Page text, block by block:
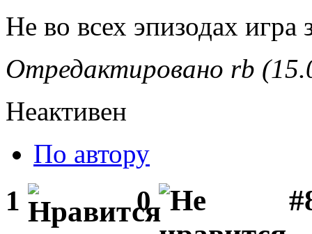
Не во всех эпизодах игра
Отредактировано rb
Неактивен
По автору
1 0